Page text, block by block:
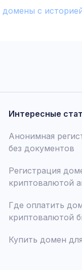
домены с
Интересные
Анонимная
без документов
Регистрация
криптовалютой
Где оплатить
криптовалютой
Купить домен